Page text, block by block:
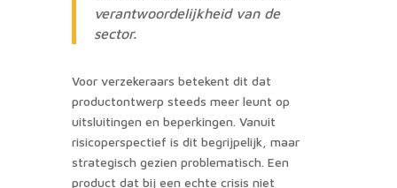
verantwoordelijkheid van de
sector.
Voor verzekeraars betekent dit dat
productontwerp steeds meer leunt op
uitsluitingen en beperkingen. Vanuit
risicoperspectief is dit begrijpelijk, maar
strategisch gezien problematisch. Een
product dat bij een echte crisis niet